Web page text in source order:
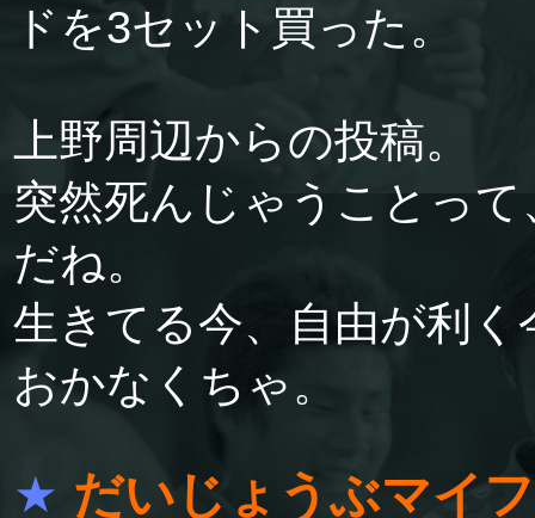
ドを3セット買った。
上野周辺からの投稿。
突然死んじゃうことっ
だね。
生きてる今、自由が利
おかなくちゃ。
★ だいじょうぶマイ